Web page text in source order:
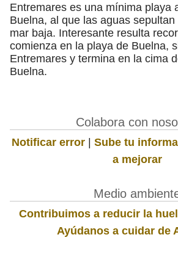
Entremares es una mínima playa
Buelna, al que las aguas
mar baja. Interesante resulta
comienza en la playa de Buelna,
Entremares y termina en la cima
Buelna.
Colabora con
Notificar error | Sube tu
a mejorar
Medio
Contribuimos a reducir la
Ayúdanos a cuidar de